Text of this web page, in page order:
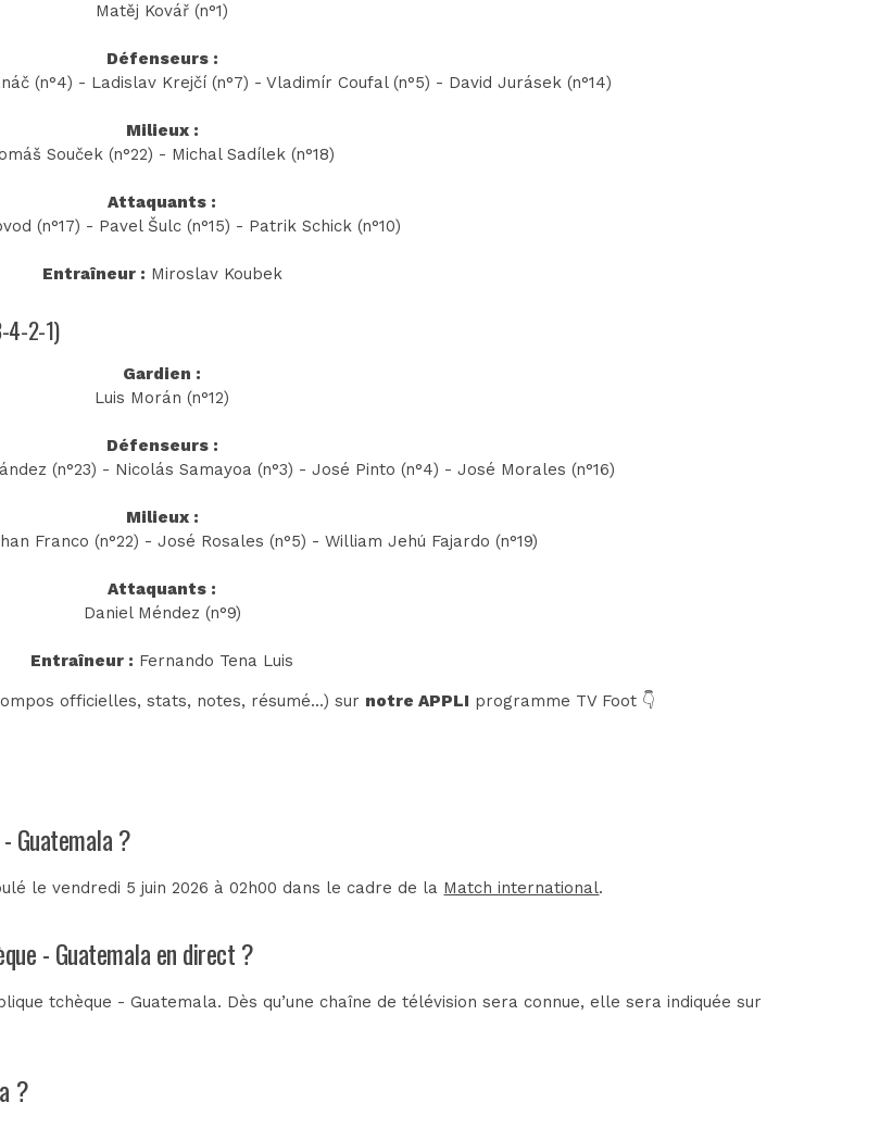
Matěj Kovář (n°1)
Défenseurs :
(n°4) - Ladislav Krejčí (n°7) - Vladimír Coufal (n°5) - David Jurásek (n°14)
Milieux :
Souček (n°22) - Michal Sadílek (n°18)
Attaquants :
(n°17) - Pavel Šulc (n°15) - Patrik Schick (n°10)
Entraîneur : Miroslav Koubek
4-2-1)
Gardien :
Luis Morán (n°12)
Défenseurs :
(n°23) - Nicolás Samayoa (n°3) - José Pinto (n°4) - José Morales (n°16)
Milieux :
Franco (n°22) - José Rosales (n°5) - William Jehú Fajardo (n°19)
Attaquants :
Daniel Méndez (n°9)
Entraîneur : Fernando Tena Luis
officielles, stats, notes, résumé...) sur notre APPLI programme TV Foot 👇
Guatemala ?
le vendredi 5 juin 2026 à 02h00 dans le cadre de la Match international.
- Guatemala en direct ?
tchèque - Guatemala. Dès qu’une chaîne de télévision sera connue, elle sera indiquée sur
?